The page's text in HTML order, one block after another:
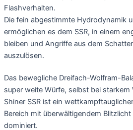
Flashverhalten.
Die fein abgestimmte Hydrodynamik
ermöglichen es dem SSR, in einem
bleiben und Angriffe aus dem
auszulösen.
Das bewegliche Dreifach-Wolfram-
super weite Würfe, selbst bei
Shiner SSR ist ein
Bereich mit überwältigendem
dominiert.